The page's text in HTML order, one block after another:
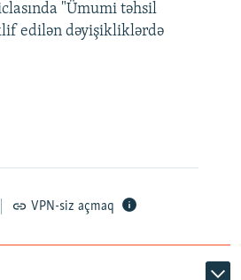
360p 480p
1080p
720p
"Ümumi təhsil
edilən dəyişikliklərdə
VPN-siz açmaq